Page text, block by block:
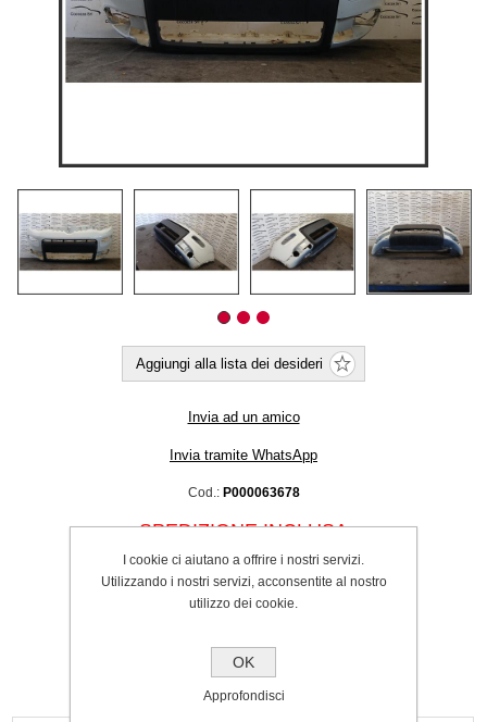
Aggiungi alla lista dei desideri
Invia ad un amico
Invia tramite WhatsApp
Cod.: P000063678
SPEDIZIONE INCLUSA
€175.00
Acquista
I cookie ci aiutano a offrire i nostri servizi.
Utilizzando i nostri servizi, acconsentite al nostro
utilizzo dei cookie.
OK
Approfondisci